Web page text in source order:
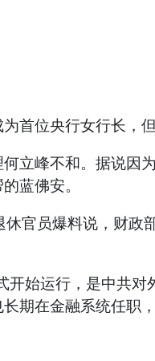
首位央行女行长，但
立峰不和。据说因
蓝佛安。
官员爆料说，财政
始运行，是中共
期在金融系统任职